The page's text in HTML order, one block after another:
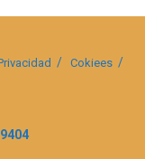
Cokiees